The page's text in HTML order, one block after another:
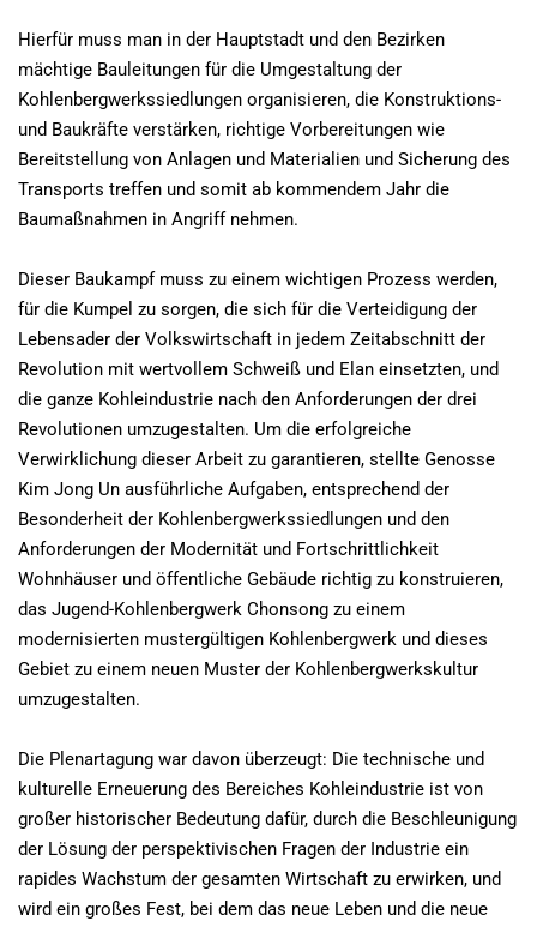
Hierfür muss man in der Hauptstadt und den Bezirken
mächtige Bauleitungen für die Umgestaltung der
Kohlenbergwerkssiedlungen organisieren, die Konstruktions-
und Baukräfte verstärken, richtige Vorbereitungen wie
Bereitstellung von Anlagen und Materialien und Sicherung des
Transports treffen und somit ab kommendem Jahr die
Baumaßnahmen in Angriff nehmen.
Dieser Baukampf muss zu einem wichtigen Prozess werden,
für die Kumpel zu sorgen, die sich für die Verteidigung der
Lebensader der Volkswirtschaft in jedem Zeitabschnitt der
Revolution mit wertvollem Schweiß und Elan einsetzten, und
die ganze Kohleindustrie nach den Anforderungen der drei
Revolutionen umzugestalten. Um die erfolgreiche
Verwirklichung dieser Arbeit zu garantieren, stellte Genosse
Kim Jong Un ausführliche Aufgaben, entsprechend der
Besonderheit der Kohlenbergwerkssiedlungen und den
Anforderungen der Modernität und Fortschrittlichkeit
Wohnhäuser und öffentliche Gebäude richtig zu konstruieren,
das Jugend-Kohlenbergwerk Chonsong zu einem
modernisierten mustergültigen Kohlenbergwerk und dieses
Gebiet zu einem neuen Muster der Kohlenbergwerkskultur
umzugestalten.
Die Plenartagung war davon überzeugt: Die technische und
kulturelle Erneuerung des Bereiches Kohleindustrie ist von
großer historischer Bedeutung dafür, durch die Beschleunigung
der Lösung der perspektivischen Fragen der Industrie ein
rapides Wachstum der gesamten Wirtschaft zu erwirken, und
wird ein großes Fest, bei dem das neue Leben und die neue